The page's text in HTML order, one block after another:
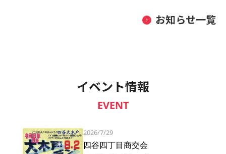
お知らせ一覧
イベント情報
EVENT
2026/7/29
四谷四丁目商交会